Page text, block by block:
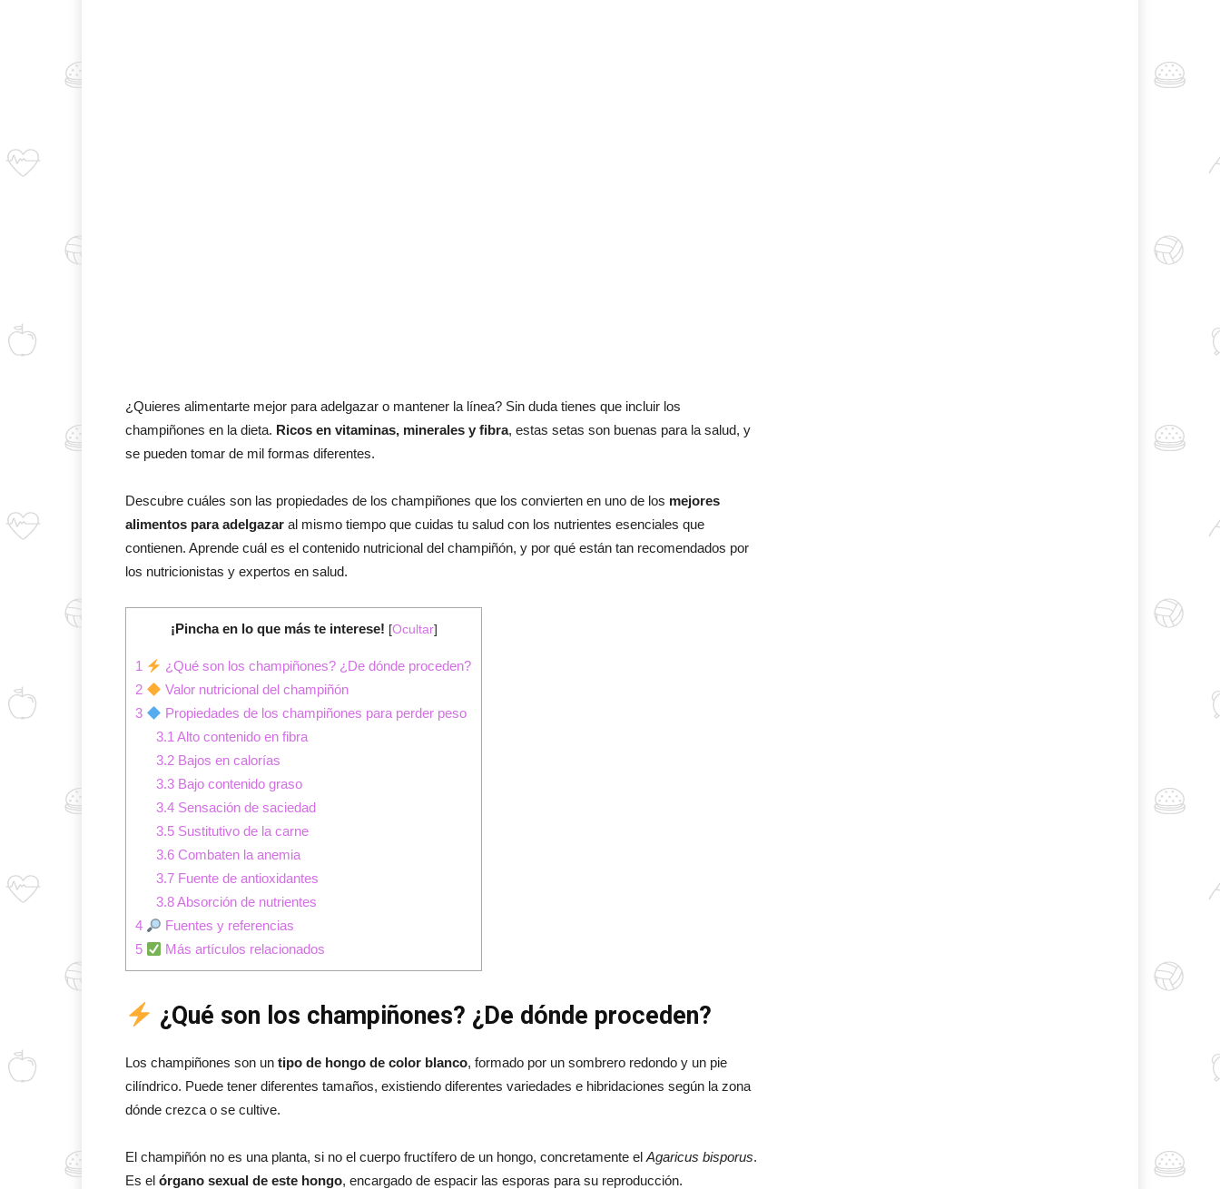
¿Quieres alimentarte mejor para adelgazar o mantener la línea? Sin duda tienes que incluir los
champiñones en la dieta. Ricos en vitaminas, minerales y fibra, estas setas son buenas para la salud, y
se pueden tomar de mil formas diferentes.
Descubre cuáles son las propiedades de los champiñones que los convierten en uno de los mejores
alimentos para adelgazar al mismo tiempo que cuidas tu salud con los nutrientes esenciales que
contienen. Aprende cuál es el contenido nutricional del champiñón, y por qué están tan recomendados por
los nutricionistas y expertos en salud.
¡Pincha en lo que más te interese! [Ocultar]
1
¿Qué son los champiñones? ¿De dónde proceden?
2
Valor nutricional del champiñón
3
Propiedades de los champiñones para perder peso
3.1 Alto contenido en fibra
3.2Bajos en calorías
3.3Bajo contenido graso
3.4Sensación de saciedad
3.5Sustitutivo de la carne
3.6Combaten la anemia
3.7Fuente de antioxidantes
3.8Absorción de nutrientes
4
Fuentes y referencias
5
Más artículos relacionados
¿Qué son los champiñones? ¿De dónde proceden?
Los champiñones son un tipo de hongo de color blanco, formado por un sombrero redondo y un pie
cilíndrico. Puede tener diferentes tamaños, existiendo diferentes variedades e hibridaciones según la zona
dónde crezca o se cultive.
El champiñón no es una planta, si no el cuerpo fructífero de un hongo, concretamente el Agaricus bisporus.
Es el órgano sexual de este hongo, encargado de espacir las esporas para su reproducción.